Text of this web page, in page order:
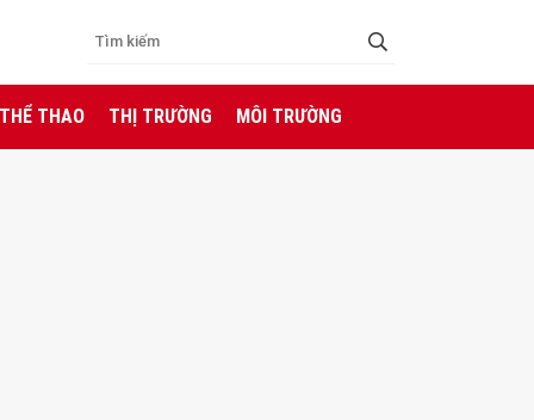
THAO THỊ TRƯỜNG MÔI TRƯỜNG